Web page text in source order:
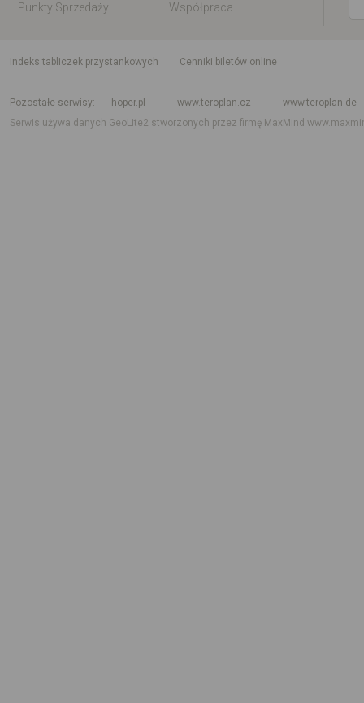
Punkty Sprzedaży
Współpraca
indeks tabliczek przystankowych
Cenniki biletów online
Pozostałe serwisy
hoper.pl www.teroplan.cz
www.teroplan.de
Serwis używa danych GeoLite2 stworzonych przez firmę MaxMind